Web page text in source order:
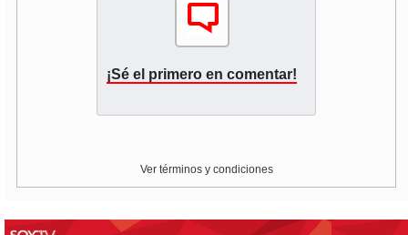
¡Sé el primero en comentar!
Ver términos y condiciones